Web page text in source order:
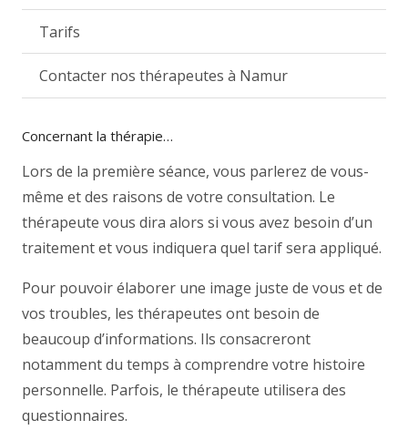
Tarifs
Contacter nos thérapeutes à Namur
Concernant la thérapie…
Lors de la première séance, vous parlerez de vous-
même et des raisons de votre consultation. Le
thérapeute vous dira alors si vous avez besoin d’un
traitement et vous indiquera quel tarif sera appliqué.
Pour pouvoir élaborer une image juste de vous et de
vos troubles, les thérapeutes ont besoin de
beaucoup d’informations. Ils consacreront
notamment du temps à comprendre votre histoire
personnelle. Parfois, le thérapeute utilisera des
questionnaires.